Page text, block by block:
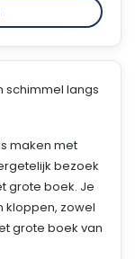
schimmel langs
maken met
bezoek
grote boek. Je
kloppen, zowel
grote boek van